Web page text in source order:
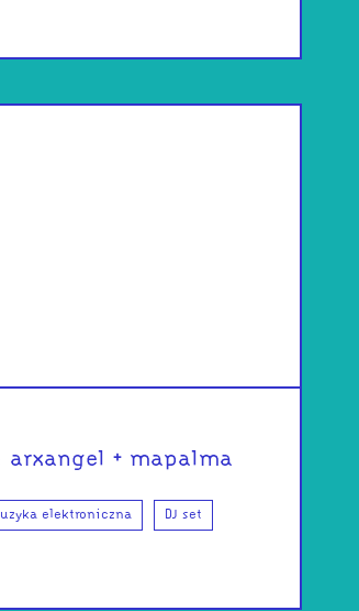
arxangel + mapalma
elektroniczna DJ set